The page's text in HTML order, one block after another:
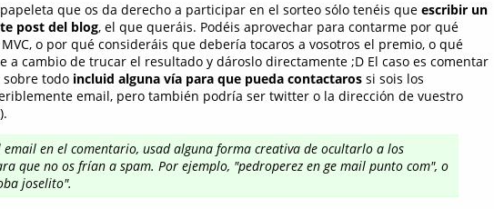
que os da derecho a participar en el sorteo sólo tenéis que escribir un
post del blog, el que queráis. Podéis aprovechar para contarme por qué
o por qué consideráis que debería tocaros a vosotros el premio, o qué
a cambio de trucar el resultado y dároslo directamente ;D El caso es comentar
sobre todo incluid alguna vía para que pueda contactaros si sois los
email, pero también podría ser twitter o la dirección de vuestro
email en el comentario, usad alguna forma creativa de ocultarlo a los
que no os frían a spam. Por ejemplo, "pedroperez en ge mail punto com", o
joselito".